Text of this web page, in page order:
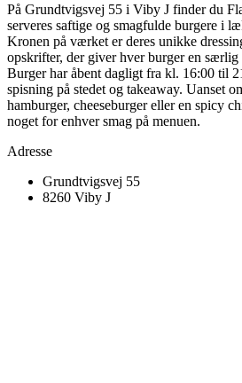
På Grundtvigsvej 55 i Viby J finder du
serveres saftige og smagfulde burgere i
Kronen på værket er deres unikke
opskrifter, der giver hver burger en særlig
Burger har åbent dagligt fra kl. 16:00 til
spisning på stedet og takeaway. Uanset
hamburger, cheeseburger eller en spicy
noget for enhver smag på menuen.
Adresse
Grundtvigsvej 55
8260 Viby J